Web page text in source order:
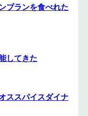
ブランを食べれた
してきた
ススパイスダイナ